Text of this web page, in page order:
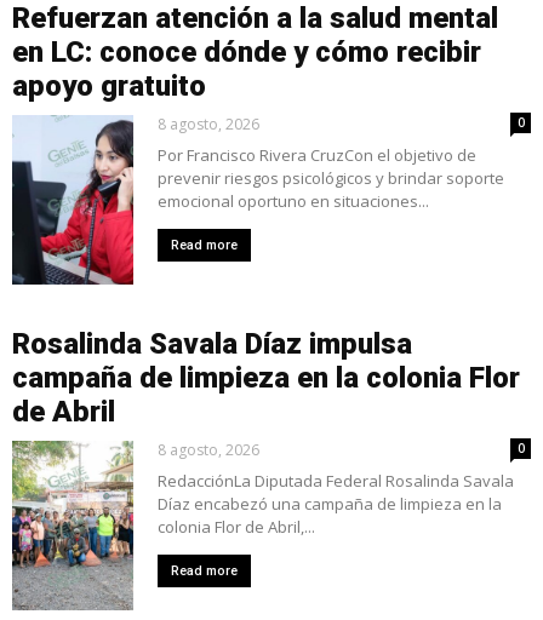
Refuerzan atención a la salud mental
en LC: conoce dónde y cómo recibir
apoyo gratuito
8 agosto, 2026 0
Por Francisco Rivera CruzCon el objetivo de
prevenir riesgos psicológicos y brindar soporte
emocional oportuno en situaciones...
Read more
Rosalinda Savala Díaz impulsa
campaña de limpieza en la colonia Flor
de Abril
8 agosto, 2026 0
RedacciónLa Diputada Federal Rosalinda Savala
Díaz encabezó una campaña de limpieza en la
colonia Flor de Abril,...
Read more